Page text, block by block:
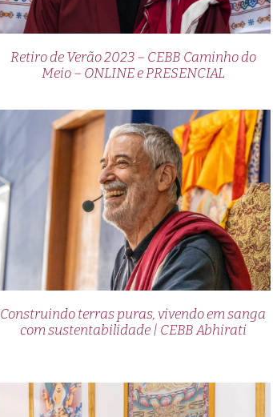
Retiro de Verão 2023 – CEBB Caminho do
Meio – ONLINE e PRESENCIAL
Construindo terras puras, vivendo em sanga
com sustentabilidade | CEBB Abhirati